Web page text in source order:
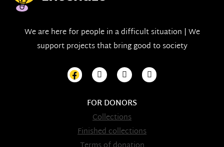
We are here for people in a difficult situation | We
support projects that bring good to society
FOR DONORS
Collections
Finished collections